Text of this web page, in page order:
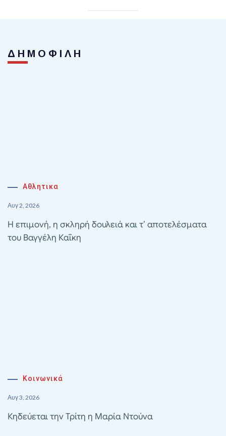
ΔΗΜΟΦΙΛΗ
Αθλητικα
Αυγ 2, 2026
Η επιμονή, η σκληρή δουλειά και τ’ αποτελέσματα
του Βαγγέλη Καΐκη
Κοινωνικά
Αυγ 3, 2026
Κηδεύεται την Τρίτη η Μαρία Ντούνα